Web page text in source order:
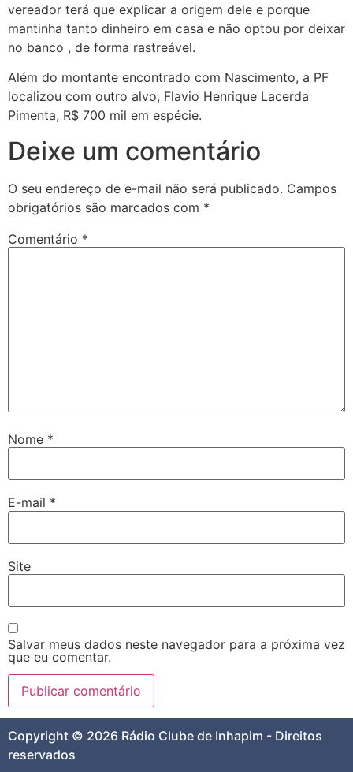
vereador terá que explicar a origem dele e porque
mantinha tanto dinheiro em casa e não optou por deixar
no banco , de forma rastreável.
Além do montante encontrado com Nascimento, a PF
localizou com outro alvo, Flavio Henrique Lacerda
Pimenta, R$ 700 mil em espécie.
Deixe um comentário
O seu endereço de e-mail não será publicado. Campos
obrigatórios são marcados com *
Comentário *
Nome *
E-mail *
Site
Salvar meus dados neste navegador para a próxima vez
que eu comentar.
Copyright © 2026 Rádio Clube de Inhapim - Direitos
reservados